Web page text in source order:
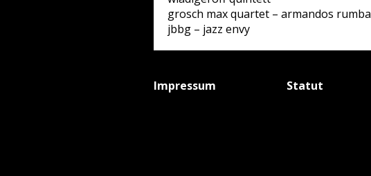
grosch max quartet – armandos rumba
jbbg – jazz envy
Impressum Statut